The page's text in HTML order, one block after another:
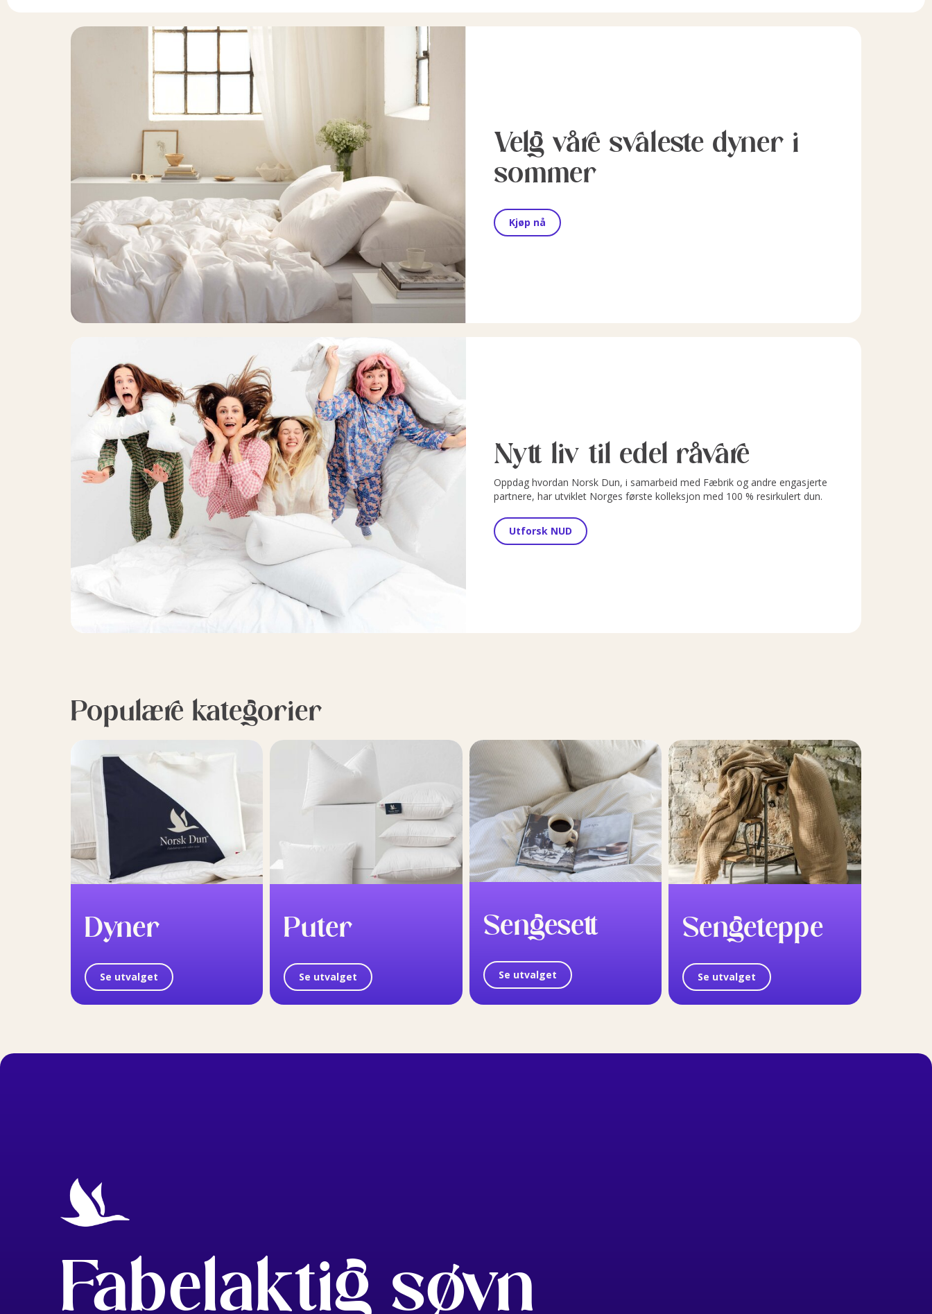
Velg våre svaleste dyner i
sommer
Kjøp nå
Nytt liv til edel råvare
Oppdag hvordan Norsk Dun, i samarbeid med Fæbrik og andre engasjerte
partnere, har utviklet Norges første kolleksjon med 100 % resirkulert dun.
Utforsk NUD
Populære kategorier
Dyner
Se utvalget
Puter
Se utvalget
Sengesett
Se utvalget
Sengeteppe
Se utvalget
Fabelaktig søvn